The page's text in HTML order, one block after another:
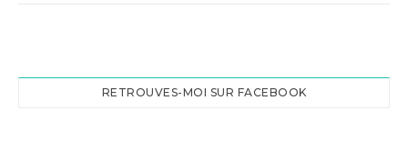
RETROUVES-MOI SUR FACEBOOK